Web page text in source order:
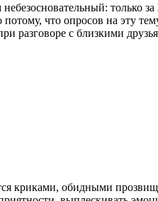
только
что опросов на эту
разговоре с близкими
криками, обидными